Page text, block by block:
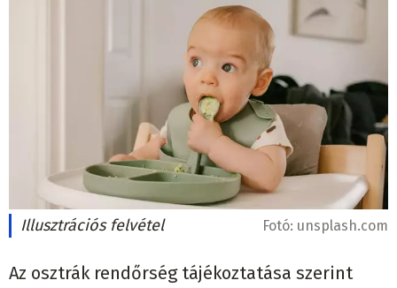
Illusztrációs felvétel Fotó: unsplash.com
Az osztrák rendőrség tájékoztatása szerint